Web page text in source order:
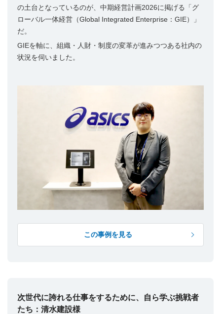
の土台となっているのが、中期経営計画2026に掲げる「グ
ローバル一体経営（Global Integrated Enterprise：GIE）」
だ。
GIEを軸に、組織・人財・制度の変革が進みつつある社内の
状況を伺いました。
この事例を見る
次世代に誇れる仕事をするために、自ら学ぶ挑戦者
たち：清水建設様